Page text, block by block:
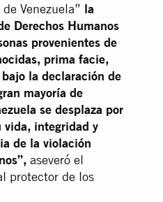
Venezuela” la
Derechos Humanos
provenientes de
prima facie,
la declaración de
mayoría de
se desplaza por
vida, integridad y
de la violación
aseveró el
protector de los